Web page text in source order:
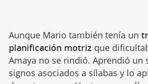
Aunque Mario también tenía un
planificación motriz que
Amaya no se rindió. Aprendió un
signos asociados a sílabas y lo